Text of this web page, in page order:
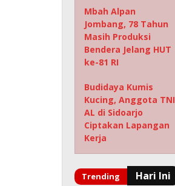
Mbah Alpan
Jombang, 78 Tahun
Masih Produksi
Bendera Jelang HUT
ke-81 RI
Budidaya Kumis
Kucing, Anggota TNI
AL di Sidoarjo
Ciptakan Lapangan
Kerja